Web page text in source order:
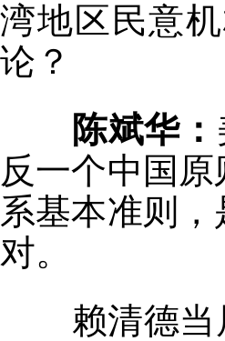
湾地区民意
论？
陈斌华：
反一个中国
系基本准则
对。
赖清德当局